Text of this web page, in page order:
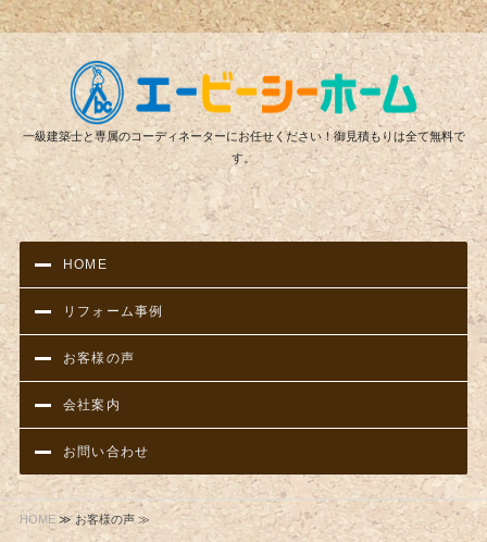
リ
一級建築士と専属のコーディネーターにお任せください！御見積もりは全て無料で
す。
HOME
リフォーム事例
お客様の声
会社案内
お問い合わせ
HOME≫ お客様の声 ≫